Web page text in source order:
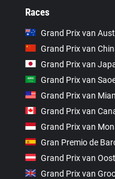
Races
Grand Prix van
Grand Prix van
Grand Prix van
Grand Prix van
Grand Prix van
Grand Prix van
Grand Prix van
Gran Premio de
Grand Prix van
Grand Prix van